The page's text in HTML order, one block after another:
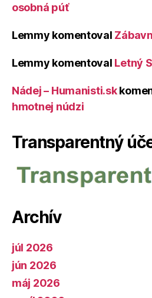
osobná púť
Lemmy komentoval
Lemmy komentoval Letný
Nádej – Humanisti.sk
hmotnej núdzi
Transparentný
Archív
júl 2026
jún 2026
máj 2026